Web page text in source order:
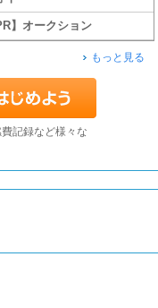
】オークション
もっと見る
記録など様々な